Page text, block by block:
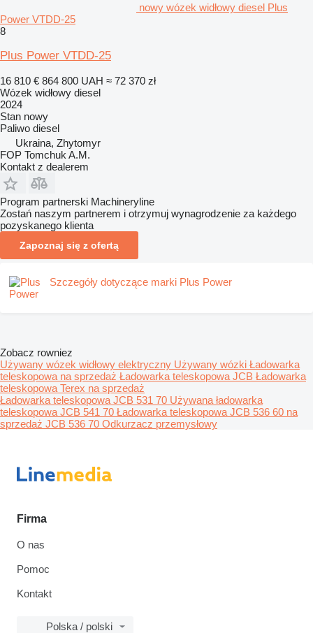
nowy wózek widłowy diesel Plus
Power VTDD-25
8
Plus Power VTDD-25
16 810 € 864 800 UAH ≈ 72 370 zł
Wózek widłowy diesel
2024
Stan nowy
Paliwo diesel
Ukraina, Zhytomyr
FOP Tomchuk A.M.
Kontakt z dealerem
Program partnerski Machineryline
Zostań naszym partnerem i otrzymuj wynagrodzenie za każdego
pozyskanego klienta
Zapoznaj się z ofertą
Szczegóły dotyczące marki Plus Power
Zobacz rowniez
Używany wózek widłowy elektryczny Używany wózki Ładowarka
teleskopowa na sprzedaż Ładowarka teleskopowa JCB Ładowarka
teleskopowa Terex na sprzedaż
Ładowarka teleskopowa JCB 531 70 Używana ładowarka
teleskopowa JCB 541 70 Ładowarka teleskopowa JCB 536 60 na
sprzedaż JCB 536 70 Odkurzacz przemysłowy
Firma
O nas
Pomoc
Kontakt
Polska / polski